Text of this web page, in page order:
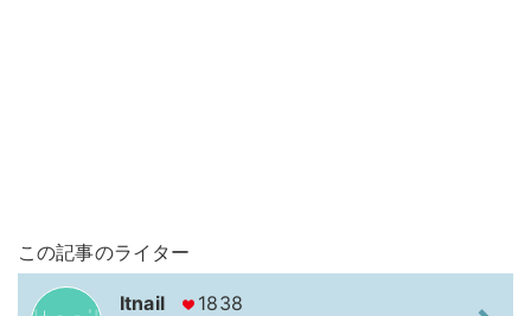
この記事のライター
Itnail 1838